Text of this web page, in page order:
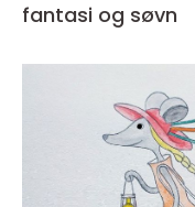
fantasi og søvn